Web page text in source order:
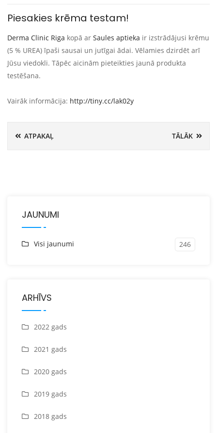
Piesakies krēma testam!
Derma Clinic Riga kopā ar Saules aptieka ir izstrādājusi krēmu
(5 % UREA) īpaši sausai un jutīgai ādai. Vēlamies dzirdēt arī
Jūsu viedokli. Tāpēc aicinām pieteikties jaunā produkta
testēšana.
Vairāk informācija: http://tiny.cc/lak02y
ATPAKAĻ TĀLĀK
JAUNUMI
Visi jaunumi 246
ARHĪVS
2022 gads
2021 gads
2020 gads
2019 gads
2018 gads